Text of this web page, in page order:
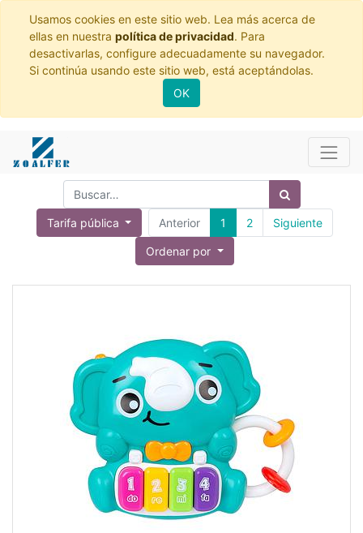
Usamos cookies en este sitio web. Lea más acerca de
ellas en nuestra política de privacidad. Para
desactivarlas, configure adecuadamente su navegador.
Si continúa usando este sitio web, está aceptándolas.
OK
Tarifa pública Anterior 1 2 Siguiente
Ordenar por